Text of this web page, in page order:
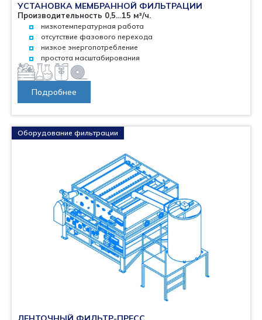
УСТАНОВКА МЕМБРАННОЙ ФИЛЬТРАЦИИ
Производительность 0,5…15 м³/ч.
низкотемпературная работа
отсутствие фазового перехода
низкое энергопотребление
простота масштабирования
Подробнее
Оборудование фильтрации